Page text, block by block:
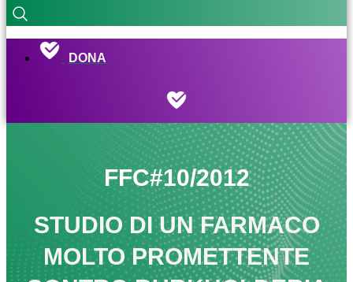
DONA
FFC#10/2012
STUDIO DI UN FARMACO
MOLTO PROMETTENTE